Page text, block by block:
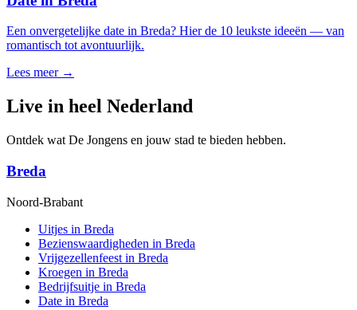
Een onvergetelijke date in Breda? Hier de 10 leukste ideeën — van
romantisch tot avontuurlijk.
Lees meer →
Live in heel Nederland
Ontdek wat De Jongens en jouw stad te bieden hebben.
Breda
Noord-Brabant
Uitjes in Breda
Bezienswaardigheden in Breda
Vrijgezellenfeest in Breda
Kroegen in Breda
Bedrijfsuitje in Breda
Date in Breda